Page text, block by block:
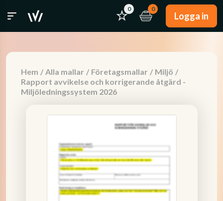
0 0
Logga in
Hem / Alla mallar / Företagsmallar / Miljö /
Rapport avvikelse och korrigerande åtgärd -
Miljöledningssystem 2026